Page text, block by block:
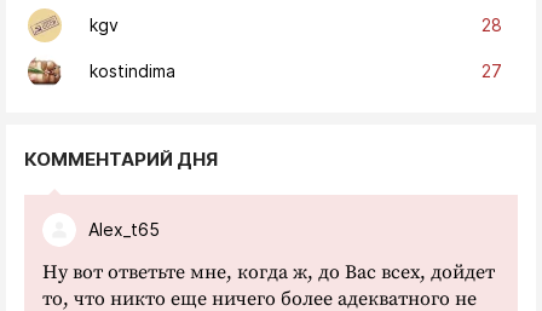
kgv 28
kostindima 27
КОММЕНТАРИЙ ДНЯ
Alex_t65
Ну вот ответьте мне, когда ж, до Вас всех, дойдет
то, что никто еще ничего более адекватного не